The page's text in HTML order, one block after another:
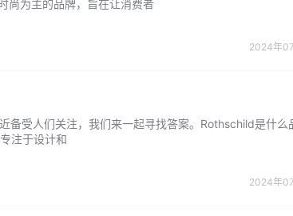
尚为主的品牌，旨在让消费者
2024年
备受人们关注，我们来一起寻找答案。Rothschild是什么
注于设计和
2024年